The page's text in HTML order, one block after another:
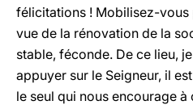
félicitations ! Mobilisez-vous
vue de la rénovation de la
stable, féconde. De ce lieu,
appuyer sur le Seigneur, il
le seul qui nous encourage à